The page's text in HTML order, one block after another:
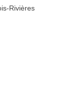
Rivières